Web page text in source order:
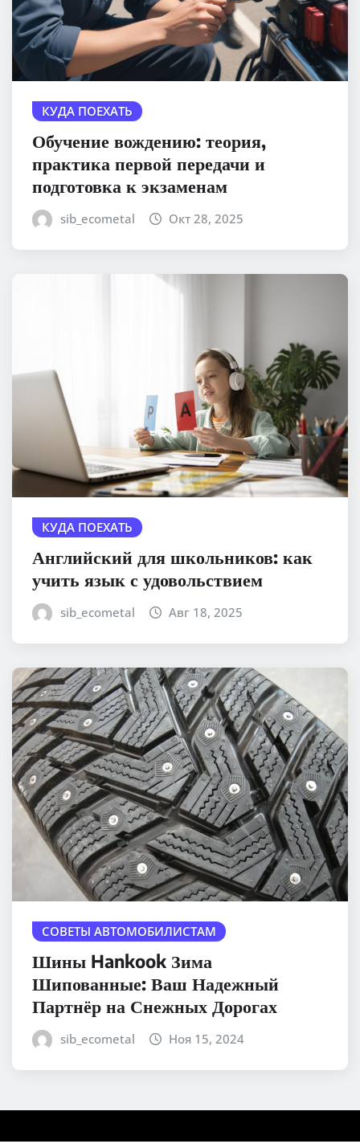
КУДА ПОЕХАТЬ
Обучение вождению: теория,
практика первой передачи и
подготовка к экзаменам
sib_ecometal Окт 28, 2025
КУДА ПОЕХАТЬ
Английский для школьников: как
учить язык с удовольствием
sib_ecometal Авг 18, 2025
СОВЕТЫ АВТОМОБИЛИСТАМ
Шины Hankook Зима
Шипованные: Ваш Надежный
Партнёр на Снежных Дорогах
sib_ecometal Ноя 15, 2024